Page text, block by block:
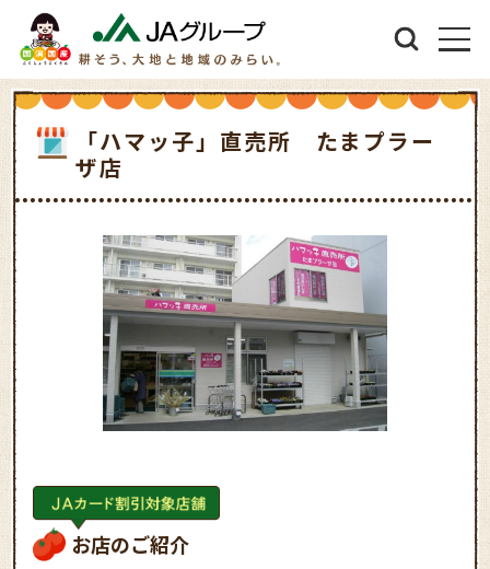
「ハマッ子」直売所 たまプラー
ザ店
お店のご紹介